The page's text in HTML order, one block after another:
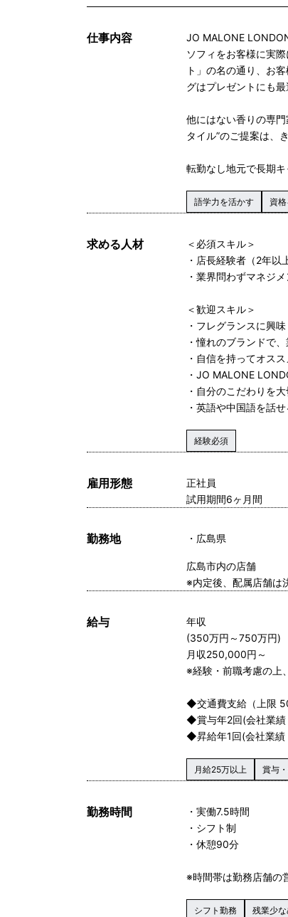
仕事内容
JO MALONE
ソフィをお客様に実
ト」の名の通り、お
グはプレゼントにも
他にはない香りの専
タイル”のご提案は、
転勤なし地元で長期キ
語学力を活かす 資
求める人材
＜必須スキル＞
・店長経験者（2年以
・業界問わずマネジ
＜歓迎スキル＞
・フレグランスに興
・憧れのブランドで
・自信を持ってオス
・JO MALONE
・自分のこだわりを
・英語や中国語を話
経験必須
雇用形態
正社員
試用期間6ヶ月間
勤務地 広島県
広島市内の店舗
※内定後、配属店舗は
給与
年収
(350万円～750万円)
月収250,000円～
※経験・前職考慮の上
◆交通費支給（上限
◆賞与年2回(会社業績
◆昇給年1回(会社業績
月給25万以上 賞与
勤務時間
・実働7.5時間
・シフト制
・休憩90分
※時間帯は勤務店舗の
シフト勤務 残業少な